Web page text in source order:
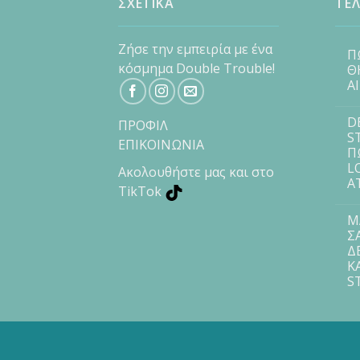
ΣΧΕΤΙΚΑ
Ζήσε την εμπειρία με ένα
κόσμημα Double Trouble!
ΠΡΟΦΙΛ
ΕΠΙΚΟΙΝΩΝΙΑ
Ακολουθήστε μας και στο
TikTok